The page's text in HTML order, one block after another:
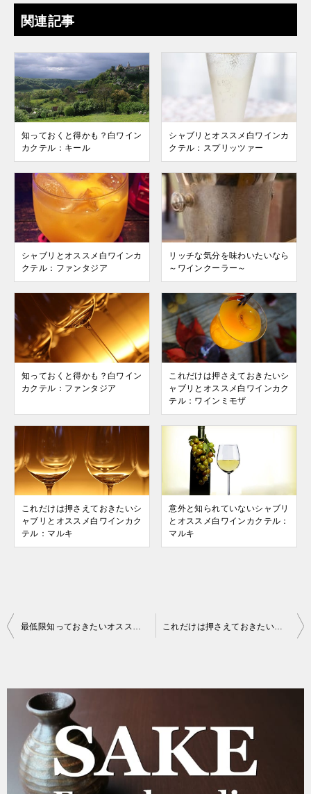
関連記事
知っておくと得かも？白ワイン
カクテル：キール
シャブリとオススメ白ワインカ
クテル：スプリッツァー
シャブリとオススメ白ワインカ
クテル：ファンタジア
リッチな気分を味わいたいなら
～ワインクーラー～
知っておくと得かも？白ワイン
カクテル：ファンタジア
これだけは押さえておきたいシ
ャブリとオススメ白ワインカク
テル：ワインミモザ
これだけは押さえておきたいシ
ャブリとオススメ白ワインカク
テル：マルキ
意外と知られていないシャブリ
とオススメ白ワインカクテル：
マルキ
投
ビ
最低限知っておきたいオススメ白ワインカクテル：ファンタジア これだけは押さえておきたいシャブリとオススメ白ワインカクテル：グリーンランド